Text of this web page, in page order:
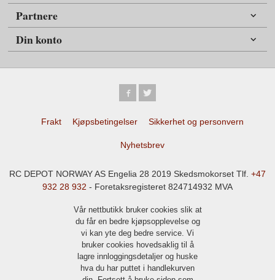
Partnere
Din konto
Frakt Kjøpsbetingelser Sikkerhet og personvern
Nyhetsbrev
RC DEPOT NORWAY AS Engelia 28 2019 Skedsmokorset Tlf. +47
932 28 932 - Foretaksregisteret 824714932 MVA
Vår nettbutikk bruker cookies slik at
du får en bedre kjøpsopplevelse og
vi kan yte deg bedre service. Vi
bruker cookies hovedsaklig til å
lagre innloggingsdetaljer og huske
hva du har puttet i handlekurven